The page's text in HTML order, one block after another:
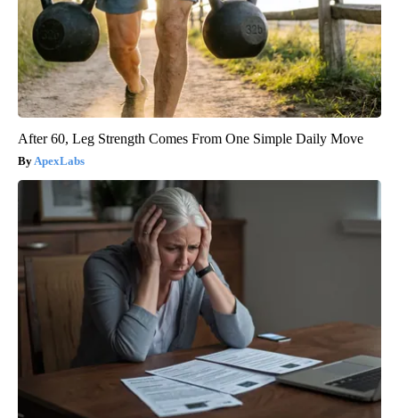
After 60, Leg Strength Comes From One Simple Daily Move
ApexLabs